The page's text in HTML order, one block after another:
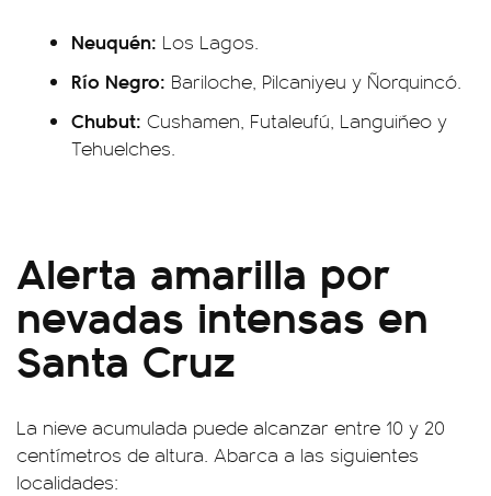
Neuquén: Los Lagos.
Río Negro: Bariloche, Pilcaniyeu y Ñorquincó.
Chubut: Cushamen, Futaleufú, Languiñeo y
Tehuelches.
Alerta amarilla por
nevadas intensas en
Santa Cruz
La nieve acumulada puede alcanzar entre 10 y 20
centímetros de altura. Abarca a las siguientes
localidades: